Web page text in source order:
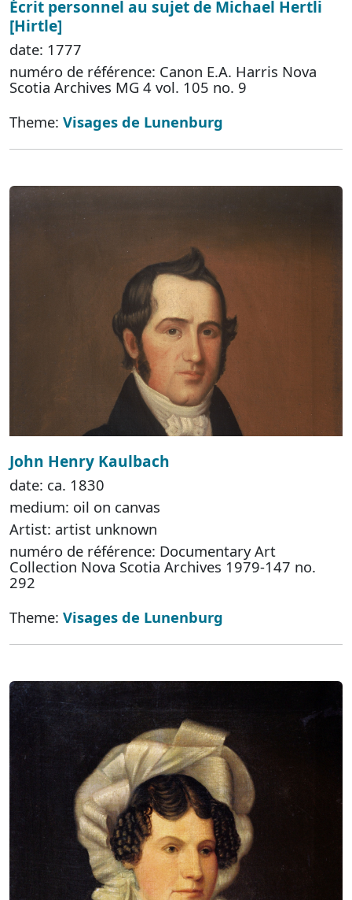
Écrit personnel au sujet de Michael Hertli
[Hirtle]
date: 1777
numéro de référence: Canon E.A. Harris Nova
Scotia Archives MG 4 vol. 105 no. 9
Theme: Visages de Lunenburg
John Henry Kaulbach
date: ca. 1830
medium: oil on canvas
Artist: artist unknown
numéro de référence: Documentary Art
Collection Nova Scotia Archives 1979-147 no.
292
Theme: Visages de Lunenburg